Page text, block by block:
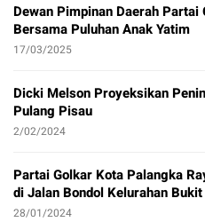
Dewan Pimpinan Daerah
Bersama Puluhan Anak Yatim
17/03/2025
Dicki Melson Proyeksikan
Pulang Pisau
2/02/2024
Partai Golkar Kota Palangka
di Jalan Bondol Kelurahan
28/01/2024